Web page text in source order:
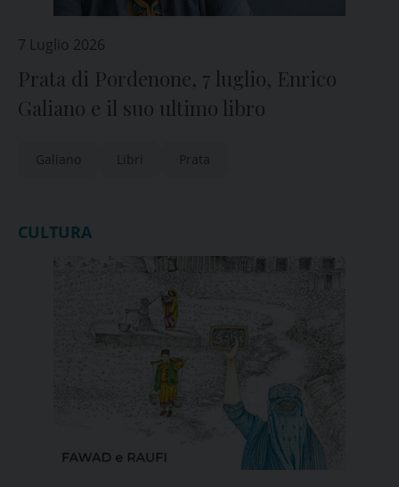
7 Luglio 2026
Prata di Pordenone, 7 luglio, Enrico
Galiano e il suo ultimo libro
Galiano Libri Prata
CULTURA